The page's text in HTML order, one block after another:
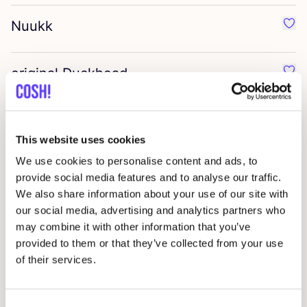
This website uses cookies
We use cookies to personalise content and ads, to
provide social media features and to analyse our traffic.
We also share information about your use of our site with
our social media, advertising and analytics partners who
may combine it with other information that you’ve
provided to them or that they’ve collected from your use
of their services.
Nuukk
original Duckhead
MARI & ANNE
tinydays
halfbird